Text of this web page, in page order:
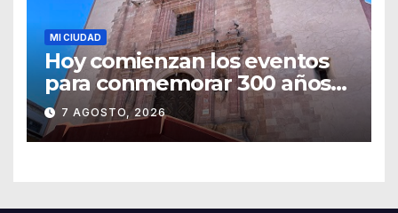
MI CIUDAD
Hoy comienzan los eventos
para conmemorar 300 años
del templo de San Roque
7 AGOSTO, 2026